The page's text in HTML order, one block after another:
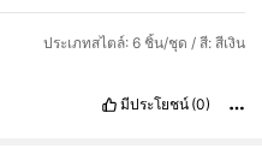
ประเภทสไตล์: 6 ชิ้น/ชุด / สี: สีเงิน
มีประโยชน์ (0)